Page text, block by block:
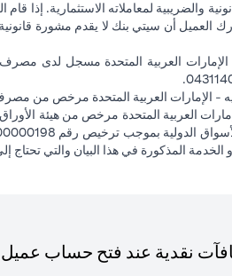
والضريبية لمعاملاته الاستثمارية. إذا
العميل أن سيتي بنك لا يقدم مشورة
- الإمارات العربية المتحدة مرخص من مصرف
الخدمة المذكورة في هذا البيان والتي تحتاج
نقدية عند فتح حساب